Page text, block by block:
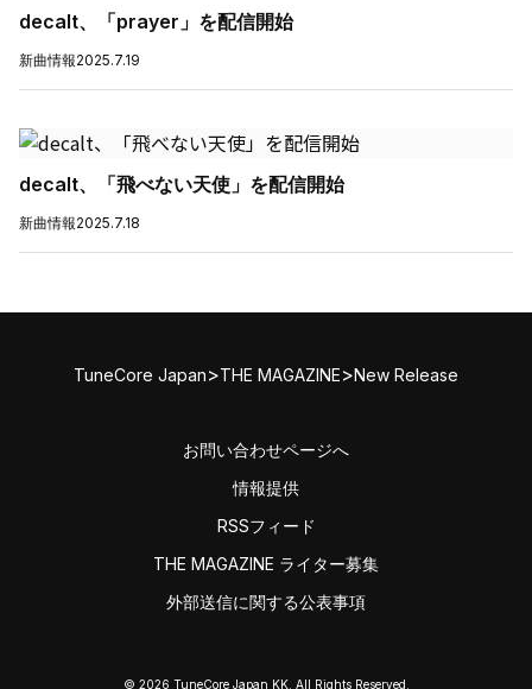
decalt、「prayer」を配信開始
新曲情報2025.7.19
decalt、「飛べない天使」を配信開始
新曲情報2025.7.18
TuneCore Japan>THE MAGAZINE>New Release
お問い合わせページへ
情報提供
RSSフィード
THE MAGAZINE ライター募集
外部送信に関する公表事項
© 2026 TuneCore Japan KK. All Rights Reserved.